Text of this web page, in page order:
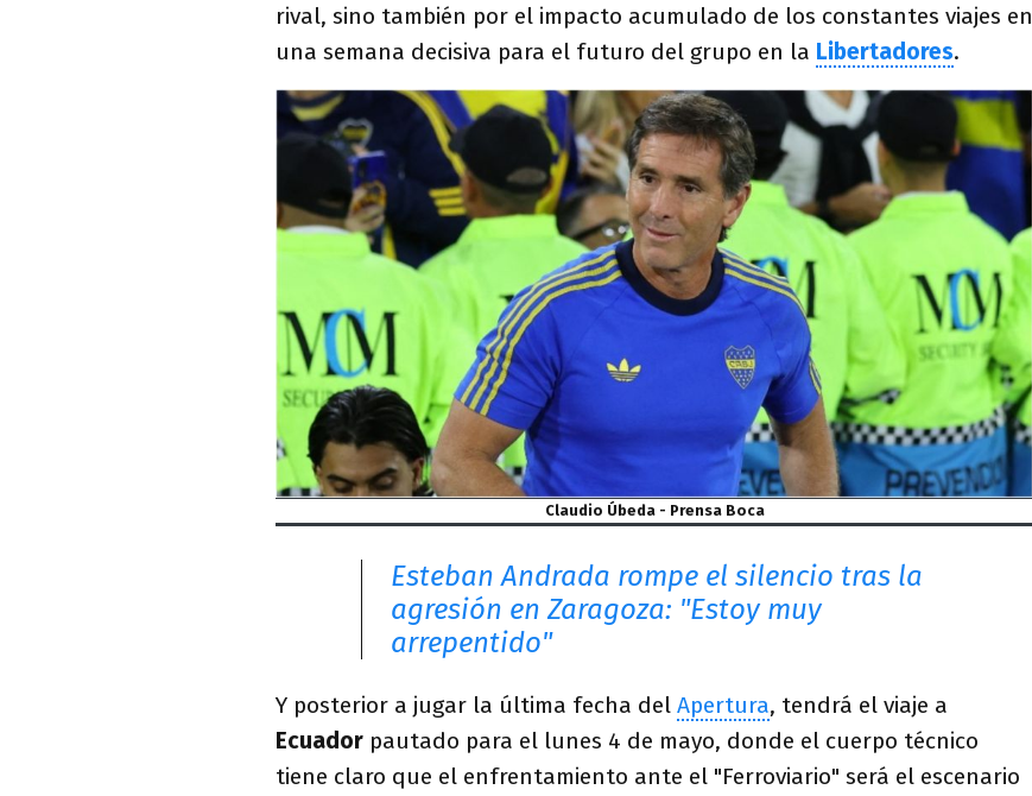
rival, sino también por el impacto acumulado de los constantes viajes en
una semana decisiva para el futuro del grupo en la Libertadores.
Claudio Úbeda - Prensa Boca
Esteban Andrada rompe el silencio tras la
agresión en Zaragoza: "Estoy muy
arrepentido"
Y posterior a jugar la última fecha del Apertura, tendrá el viaje a
Ecuador pautado para el lunes 4 de mayo, donde el cuerpo técnico
tiene claro que el enfrentamiento ante el "Ferroviario" será el escenario